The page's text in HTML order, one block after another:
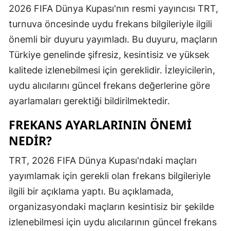
Edirne
Elazığ
Erzincan
Erzurum
Eskişehir
Giresun
Hakkari
Isparta
2026 FIFA Dünya Kupası'nın resmi yayıncısı TRT,
turnuva öncesinde uydu frekans bilgileriyle ilgili
önemli bir duyuru yayımladı. Bu duyuru, maçların
Türkiye genelinde şifresiz, kesintisiz ve yüksek
kalitede izlenebilmesi için gereklidir. İzleyicilerin,
uydu alıcılarını güncel frekans değerlerine göre
ayarlamaları gerektiği bildirilmektedir.
FREKANS AYARLARININ ÖNEMI
NEDIR?
TRT, 2026 FIFA Dünya Kupası'ndaki maçları
yayımlamak için gerekli olan frekans bilgileriyle
ilgili bir açıklama yaptı. Bu açıklamada,
organizasyondaki maçların kesintisiz bir şekilde
izlenebilmesi için uydu alıcılarının güncel frekans